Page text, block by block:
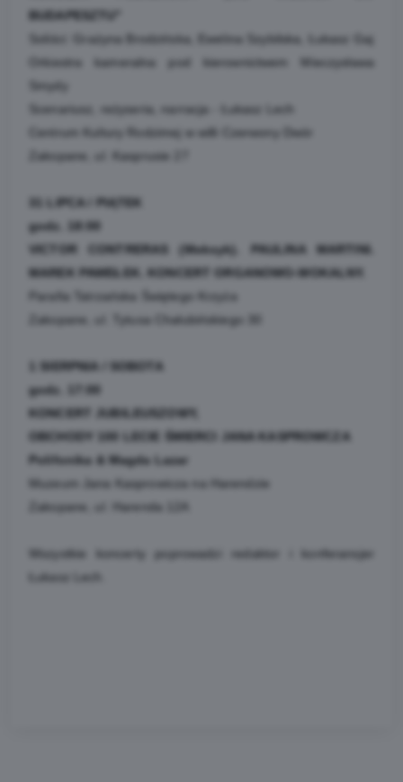
BUDAPESZTU”
Soliści: Grażyna Brodzińska, Ewelina Szybilska, Łukasz Gaj
Orkiestra kameralna pod kierownictwem Mieczysława
Smydy
Scenariusz, reżyseria, narracja - Łukasz Lech
Centrum Kultury Rodzimej w willi Czerwony Dwór
Zakopane, ul. Kasprusie 27
31 LIPCA / PIĄTEK
godz. 18:00
VICTOR CONTRERAS (Meksyk). PAULINA MARTINI.
MAREK PAWEŁEK. KONCERT ORGANOWO-WOKALNY.
Parafia Tatrzańska Świętego Krzyża
Zakopane, ul. Tytusa Chałubińskiego 30
1 SIERPNIA / SOBOTA
godz. 17:00
KONCERT JUBILEUSZOWY,
OBCHODY 100 LECIE ŚMIERCI JANA KASPROWCZA
Polifonika & Magda Lazar
Muzeum Jana Kasprowicza na Harendzie
Zakopane, ul. Harenda 12A
Wszystkie koncerty poprowadzi redaktor i konferansjer
Łukasz Lech.